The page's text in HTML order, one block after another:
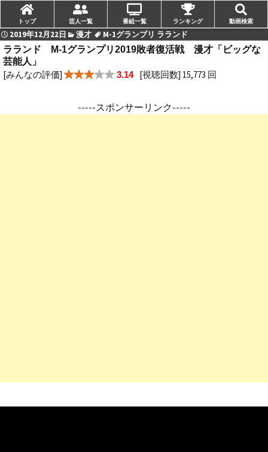
2019年12月22日 漫才
M-1グランプリ ラランド
ラランド M-1グランプリ2019敗者復活戦 漫才「ビッグな
芸能人」
[みんなの評価] 3.14 [視聴回数] 15,773 回
-----スポンサーリンク-----
トップ 芸人一覧 番組一覧 ランキング 動画検索